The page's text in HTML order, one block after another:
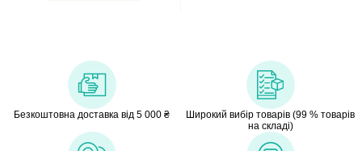
Безкоштовна доставка від 5 000 ₴
Широкий вибір товарів (99 % товарів
на складі)